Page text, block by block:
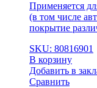
Применяется
(в том числе
покрытие
SKU: 80816901
В корзину
Добавить в
Сравнить